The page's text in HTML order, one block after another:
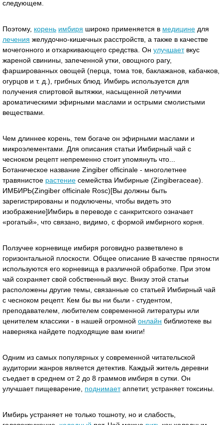
следующем.
Поэтому, корень имбиря широко применяется в медицине для
лечения желудочно-кишечных расстройств, а также в качестве
мочегонного и отхаркивающего средства. Он улучшаетвкус
жареной свинины, запеченной утки, овощного рагу,
фаршированных овощей (перца, тома тов, баклажанов, кабачков,
огурцов и т. д.), грибных блюд. Имбирь используется для
получения спиртовой вытяжки, насыщенной летучими
ароматическими эфирными маслами и острыми смолистыми
веществами.
Чем длиннее корень, тем богаче он эфирными маслами и
микроэлементами. Для описания статьи Имбирный чай с
чесноком рецепт непременно стоит упомянуть что...
Ботаническое название Zingiber officinale - многолетнее
травянистое растение семейства Имбирные (Zingiberaceae).
ИМБИРЬ(Zingiber officinale Rosc)[Вы должны быть
зарегистрированы и подключены, чтобы видеть это
изображение]Имбирь в переводе с санкритского означает
«рогатый», что связано, видимо, с формой имбирного корня.
Ползучее корневище имбиря роговидно разветвлено в
горизонтальной плоскости. Общее описание В качестве пряности
используются его корневища в различной обработке. При этом
чай сохраняет свой собственный вкус. Внизу этой статьи
расположены другие темы, связанные со статьей Имбирный чай
с чесноком рецепт. Кем бы вы ни были - студентом,
преподавателем, любителем современной литературы или
ценителем классики - в нашей огромной онлайн библиотеке вы
наверняка найдете подходящие вам книги!
Одним из самых популярных у современной читательской
аудитории жанров является детектив. Каждый житель деревни
съедает в среднем от 2 до 8 граммов имбиря в сутки. Он
улучшает пищеварение, поднимаетаппетит, устраняет токсины.
Имбирь устраняет не только тошноту, но и слабость,